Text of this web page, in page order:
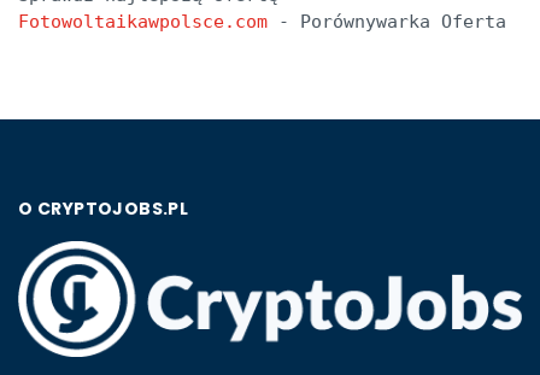
Fotowoltaikawpolsce.com - Porównywarka Oferta
O CRYPTOJOBS.PL